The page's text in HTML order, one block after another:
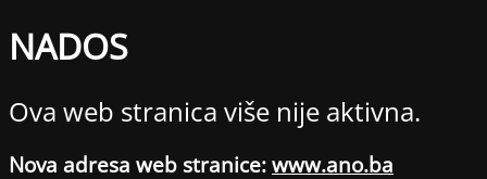
NADOS
Ova web stranica više nije aktivna.
Nova adresa web stranice: www.ano.ba